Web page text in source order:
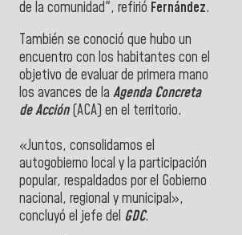
de la comunidad", refirió Fernández.
También se conoció que hubo un
encuentro con los habitantes con el
objetivo de evaluar de primera mano
los avances de la Agenda Concreta
de Acción(ACA) en el territorio.
«Juntos, consolidamos el
autogobierno local y la participación
popular, respaldados por el Gobierno
nacional, regional y municipal»,
concluyó el jefe del GDC.